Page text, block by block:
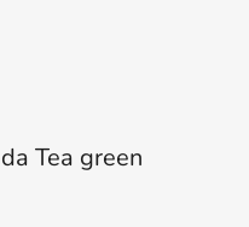
Tea green